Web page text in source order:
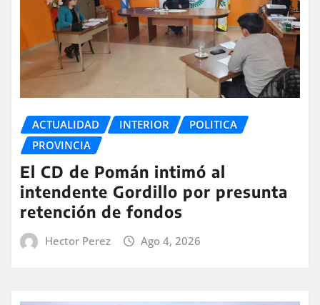
ACTUALIDAD INTERIOR
POLITICA
PROVINCIA
El CD de Pomán intimó al
intendente Gordillo por presunta
retención de fondos
Hector Perez Ago 4, 2026